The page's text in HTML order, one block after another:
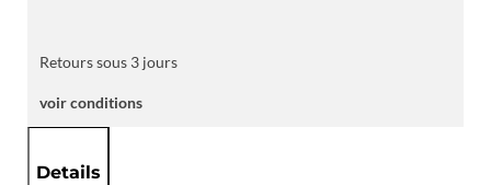
Retours sous 3 jours
voir conditions
Details